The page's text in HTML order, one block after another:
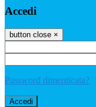
Accedi
button close ×
Password dimenticata?